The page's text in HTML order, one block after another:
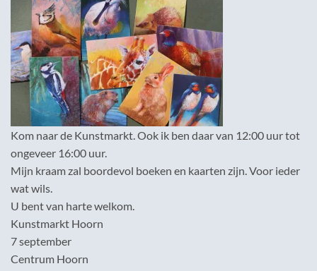
Kom naar de Kunstmarkt. Ook ik ben daar van 12:00 uur tot
ongeveer 16:00 uur.
Mijn kraam zal boordevol boeken en kaarten zijn. Voor ieder
wat wils.
U bent van harte welkom.
Kunstmarkt Hoorn
7 september
Centrum Hoorn